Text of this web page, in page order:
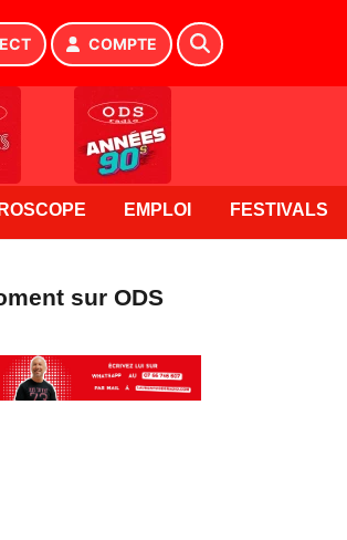
COMPTE
EMPLOI FESTIVALS
sur ODS